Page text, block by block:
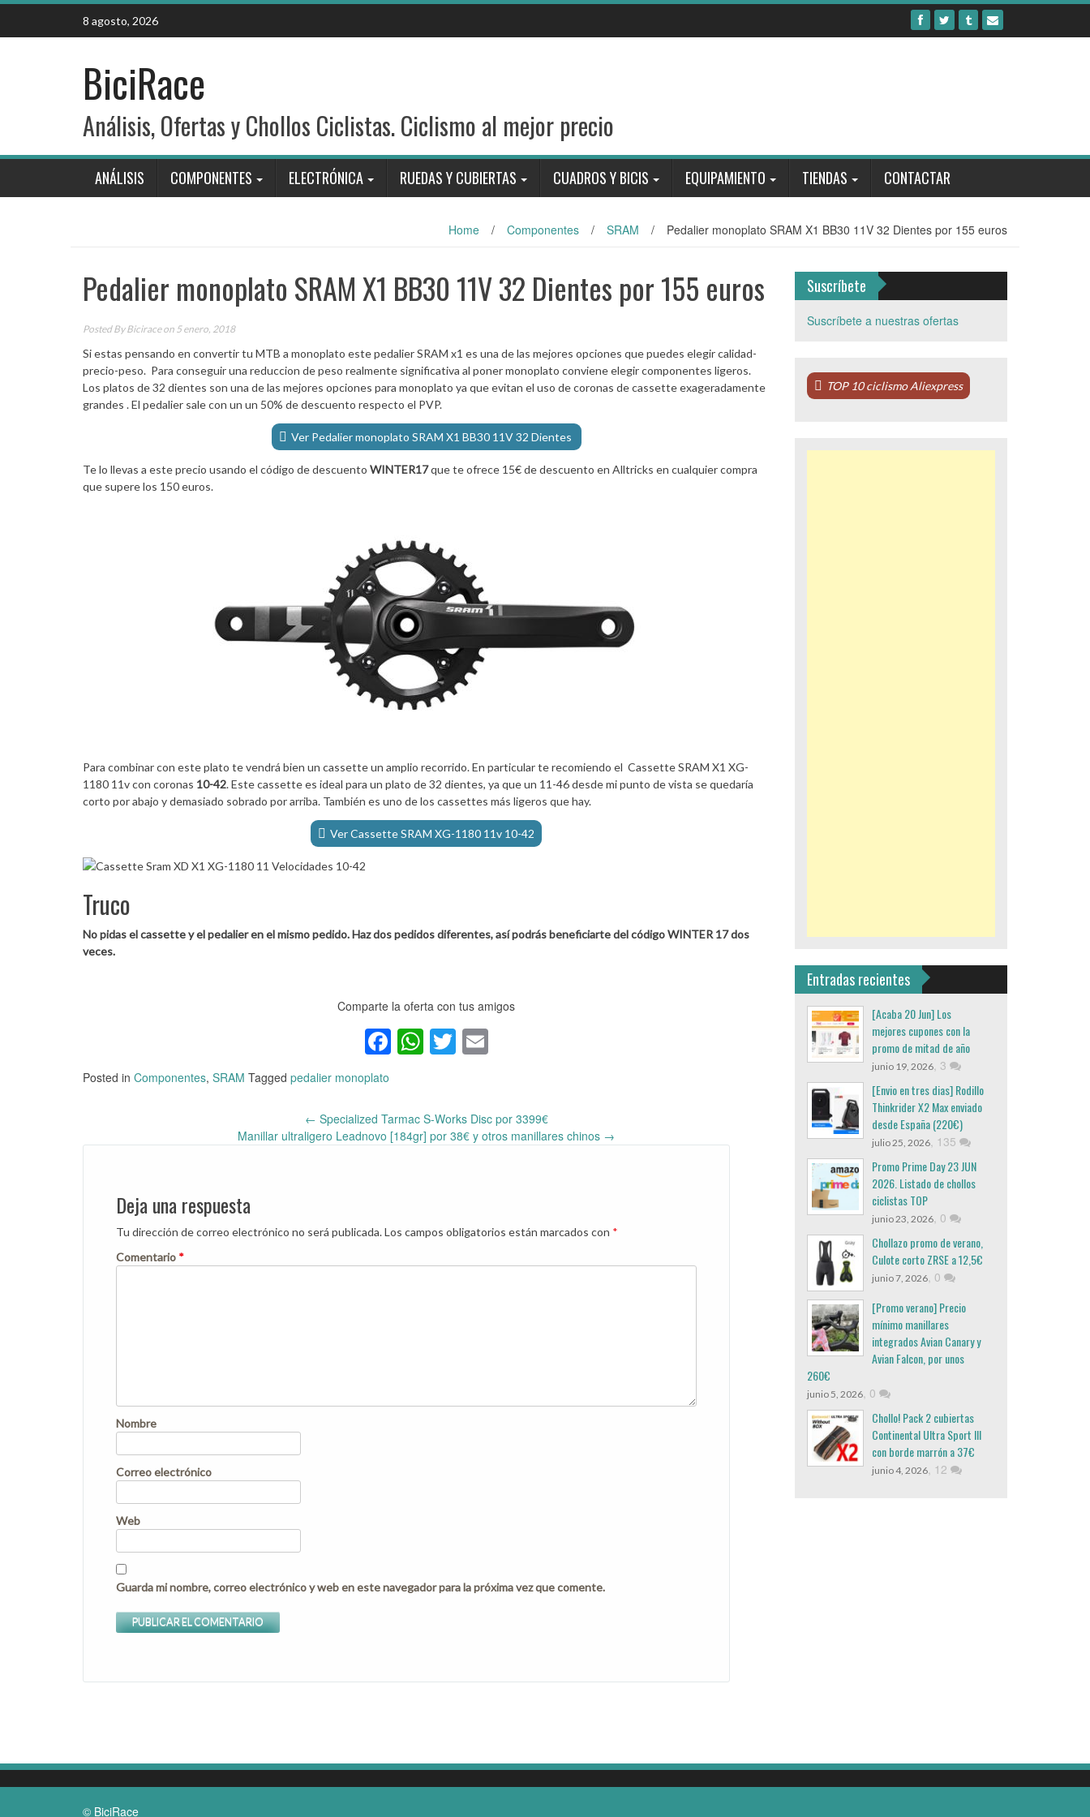
Skip
content
8 agosto, 2026
BiciRace
Análisis, Ofertas y Chollos Ciclistas. Ciclismo al mejor precio
ANÁLISIS COMPONENTES ELECTRÓNICA RUEDAS Y CUBIERTAS CUADROS Y BICIS EQUIPAMIENTO TIENDAS CONTACTAR
Home / Componentes / SRAM / Pedalier monoplato SRAM X1 BB30 11V 32 Dientes por 155 euros
Pedalier monoplato SRAM X1 BB30 11V 32 Dientes por 155 euros
Posted ByBiciraceon 5 enero, 2018
Si estas pensando en convertir tu MTB a monoplato este pedalier SRAM x1 es una de las mejores opciones que puedes elegir calidad-
precio-peso. Para conseguir una reduccion de peso realmente significativa al poner monoplato conviene elegir componentes ligeros.
Los platos de 32 dientes son una de las mejores opciones para monoplato ya que evitan el uso de coronas de cassette exageradamente
grandes . El pedalier sale con un un 50% de descuento respecto el PVP.
Ver Pedalier monoplato SRAM X1 BB30 11V 32 Dientes
Te lo llevas a este precio usando el código de descuento WINTER17que te ofrece 15€ de descuento en Alltricks en cualquier compra
que supere los 150 euros.
Para combinar con este plato te vendrá bien un cassette un amplio recorrido. En particular te recomiendo el Cassette SRAM X1 XG-
1180 11v con coronas 10-42. Este cassette es ideal para un plato de 32 dientes, ya que un 11-46 desde mi punto de vista se quedaría
corto por abajo y demasiado sobrado por arriba. También es uno de los cassettes más ligeros que hay.
Ver Cassette SRAM XG-1180 11v 10-42
Truco
No pidas el cassette y el pedalier en el mismo pedido. Haz dos pedidos diferentes, así podrás beneficiarte del código WINTER 17 dos
veces.
Comparte la oferta con tus amigos
Facebook
WhatsApp
Twitter
Email
Posted in Componentes, SRAM Tagged pedalier monoplato
Post
← Specialized Tarmac S-Works Disc por 3399€
Manillar ultraligero Leadnovo [184gr] por 38€ y otros manillares chinos →
Deja una respuesta
Tu dirección de correo electrónico no será publicada.Los campos obligatorios están marcados con *
Comentario *
Nombre
Correo electrónico
Web
Guarda mi nombre, correo electrónico y web en este navegador para la próxima vez que comente.
Suscríbete
Suscríbete a nuestras ofertas
TOP 10 ciclismo Aliexpress
Entradas recientes
[Acaba 20 Jun] Los
mejores cupones con la
promo de mitad de año
junio 19, 2026, 3
[Envio en tres dias] Rodillo
Thinkrider X2 Max enviado
desde España (220€)
julio 25, 2026, 135
Promo Prime Day 23 JUN
2026. Listado de chollos
ciclistas TOP
junio 23, 2026, 0
Chollazo promo de verano,
Culote corto ZRSE a 12,5€
junio 7, 2026, 0
[Promo verano] Precio
mínimo manillares
integrados Avian Canary y
Avian Falcon, por unos
260€
junio 5, 2026, 0
Chollo! Pack 2 cubiertas
Continental Ultra Sport III
con borde marrón a 37€
junio 4, 2026, 12
© BiciRace